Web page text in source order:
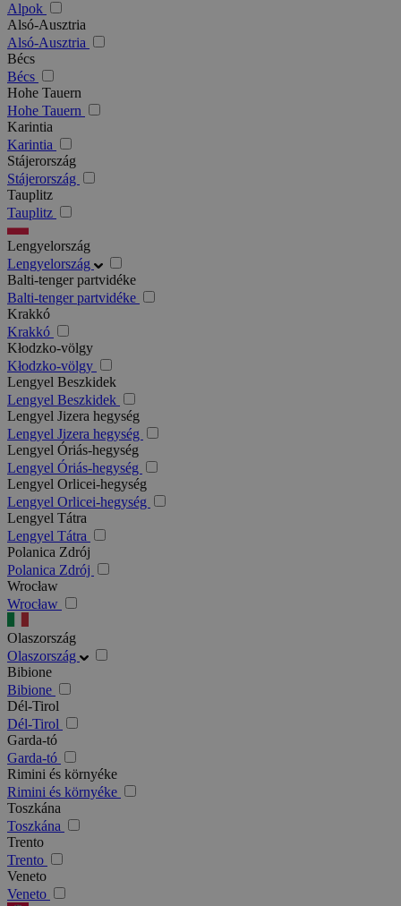
Alpok
Alsó-Ausztria
Alsó-Ausztria
Bécs
Bécs
Hohe Tauern
Hohe Tauern
Karintia
Karintia
Stájerország
Stájerország
Tauplitz
Tauplitz
Lengyelország
Lengyelország
Balti-tenger partvidéke
Balti-tenger partvidéke
Krakkó
Krakkó
Kłodzko-völgy
Kłodzko-völgy
Lengyel Beszkidek
Lengyel Beszkidek
Lengyel Jizera hegység
Lengyel Jizera hegység
Lengyel Óriás-hegység
Lengyel Óriás-hegység
Lengyel Orlicei-hegység
Lengyel Orlicei-hegység
Lengyel Tátra
Lengyel Tátra
Polanica Zdrój
Polanica Zdrój
Wrocław
Wrocław
Olaszország
Olaszország
Bibione
Bibione
Dél-Tirol
Dél-Tirol
Garda-tó
Garda-tó
Rimini és környéke
Rimini és környéke
Toszkána
Toszkána
Trento
Trento
Veneto
Veneto